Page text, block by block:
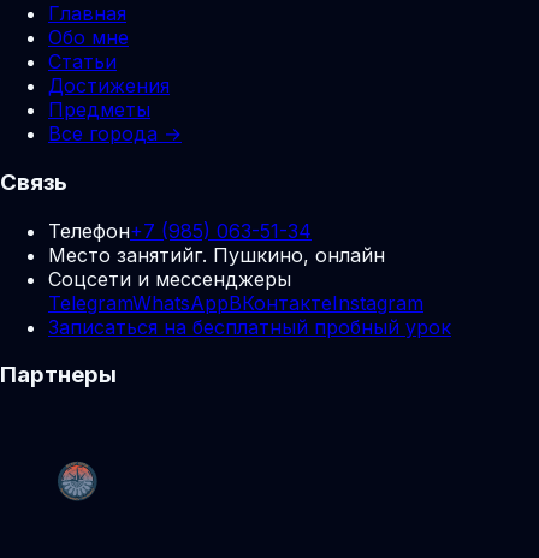
Главная
Обо мне
Статьи
Достижения
Предметы
Все города →
Связь
Телефон+7 (985) 063-51-34
Место занятийг. Пушкино, онлайн
Соцсети и мессенджеры
TelegramWhatsAppВКонтактеInstagram
Записаться на бесплатный пробный урок
Партнеры